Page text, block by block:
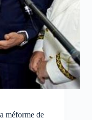
méforme de